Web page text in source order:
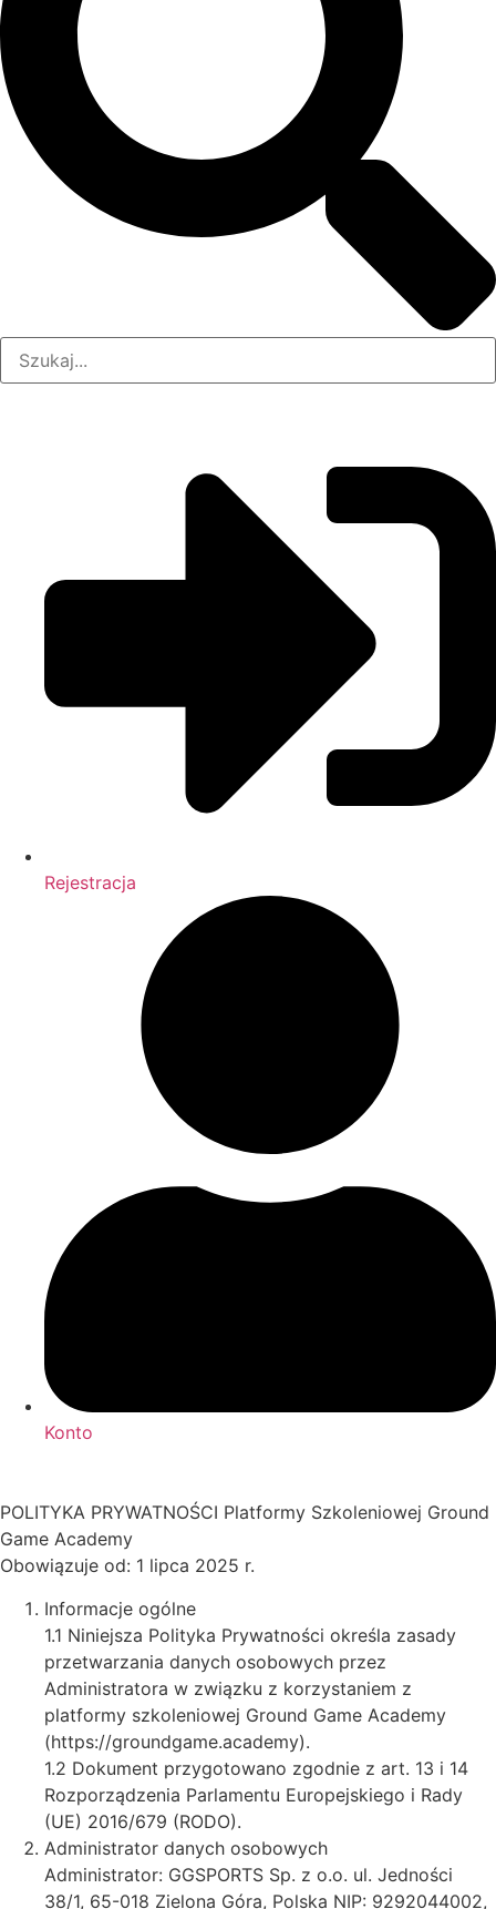
Rejestracja
Konto
POLITYKA PRYWATNOŚCI Platformy Szkoleniowej Ground
Game Academy
Obowiązuje od: 1 lipca 2025 r.
Informacje ogólne
1.1 Niniejsza Polityka Prywatności określa zasady
przetwarzania danych osobowych przez
Administratora w związku z korzystaniem z
platformy szkoleniowej Ground Game Academy
(https://groundgame.academy).
1.2 Dokument przygotowano zgodnie z art. 13 i 14
Rozporządzenia Parlamentu Europejskiego i Rady
(UE) 2016/679 (RODO).
Administrator danych osobowych
Administrator: GGSPORTS Sp. z o.o. ul. Jedności
38/1, 65-018 Zielona Góra, Polska NIP: 9292044002,